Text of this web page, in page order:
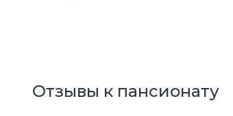
Отзывы к пансионату